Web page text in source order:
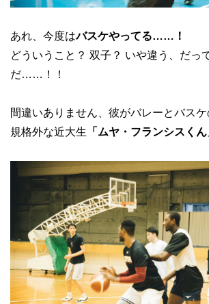
あれ、今度はバスケやってる……！
どういうこと？ 双子？ いや違う、だっ
だ……！！
間違いありません、彼がバレーとバス
規格外な近大生 「ムヤ・フランシスくん